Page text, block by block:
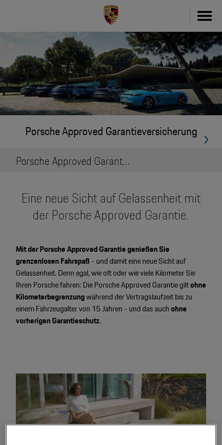
Fahrzeug konfigurieren
718
911
Taycan
Panamera
Macan
Service & Zubehör
Unternehmen
Newsletter
Porsche Shop
Zubehör
Zubehör Finder
Driver's Selection Online-Shop
Online Services
Frag Porsche
Porsche Connect
YouTube Channel
Porsche Gebrauchtwagen
Konfigurator
Porsche Poster Designer
Porsche Approved Garantieversicherung
Porsche Approved Garantieversicherung
Eine neue Sicht auf Gelassenheit mit
der Porsche Approved Garantie.
Mit der Porsche Approved Garantie genießen Sie
grenzenlosen Fahrspaß- und damit eine neue Sicht auf
Gelassenheit. Denn egal, wie oft oder wie viele Kilometer Sie
Ihren Porsche fahren: Die Porsche Approved Garantie giltohne
Kilometerbegrenzungwährend der Vertragslaufzeit bis zu
einem Fahrzeugalter von 15 Jahren - und das auchohne
vorherigen Garantieschutz.